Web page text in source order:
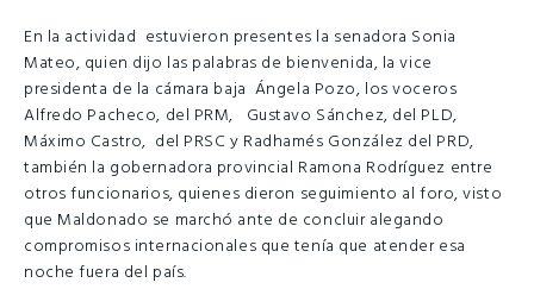
En la actividad estuvieron presentes la senadora Sonia
Mateo, quien dijo las palabras de bienvenida, la vice
presidenta de la cámara baja Ángela Pozo, los voceros
Alfredo Pacheco, del PRM, Gustavo Sánchez, del PLD,
Máximo Castro, del PRSC y Radhamés González del PRD,
también la gobernadora provincial Ramona Rodríguez entre
otros funcionarios, quienes dieron seguimiento al foro, visto
que Maldonado se marchó ante de concluir alegando
compromisos internacionales que tenía que atender esa
noche fuera del país.